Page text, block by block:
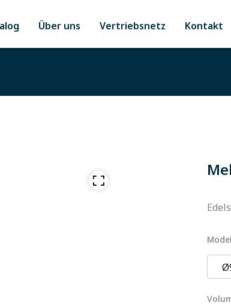
Über uns Vertriebsnetz Kontakt
Model